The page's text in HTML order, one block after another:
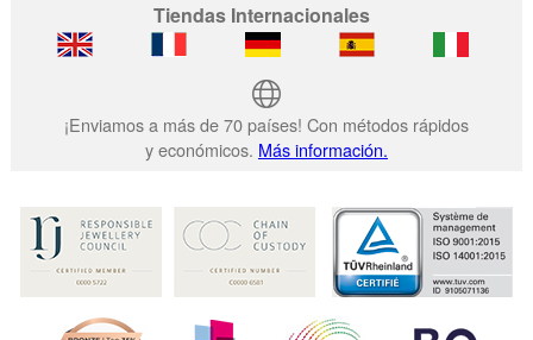
Tiendas Internacionales
¡Enviamos a más de 70 países! Con métodos rápidos
y económicos. Más información.